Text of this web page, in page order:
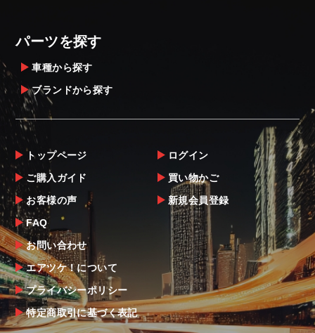
・メーカーによっては、配送先が自動車関連
業者でなければ、配送出来ないことがあるこ
とは予めご了承ください。
お届け商品について
商品到着後は速やかに開封のうえ、中身をご
確認下さい。
当社ならびにメーカーでは販売する商品に万
全を期すよう尽力しておりますが、
万一、商品に不具合があった場合は商品出荷
後5日以内にご連絡をお願いします。
なお、塗装・加工・装着後の交換や返品は、
理由を問わず一切お受けできません。
商品の不具合や状況は写真等をお願いする場
合もございますので、ご協力をお願いしま
す。
パーツを探す
車種から探す
ブランドから探す
トップページ
ご購入ガイド
お客様の声
FAQ
お問い合わせ
エアツケ！について
プライバシーポリシー
特定商取引に基づく表記
ログイン
買い物かご
新規会員登録